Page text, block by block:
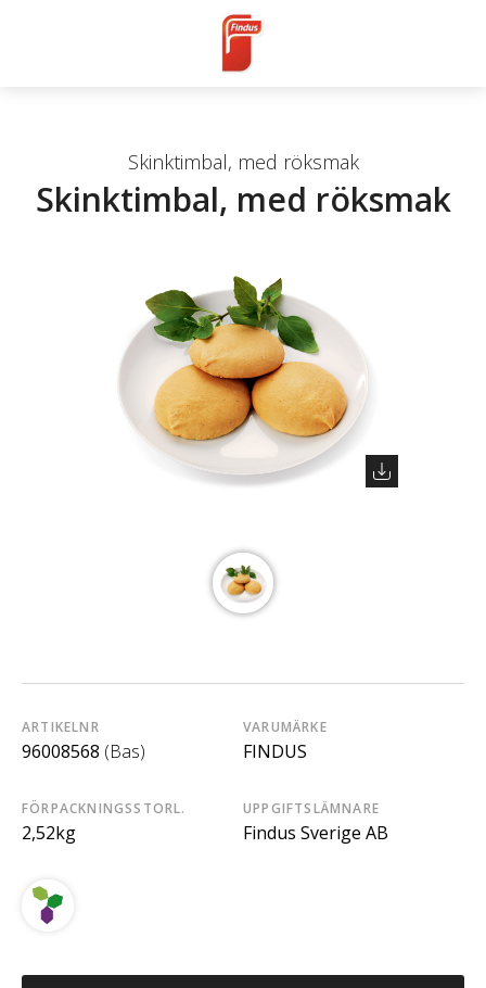
Skinktimbal, med röksmak
Skinktimbal, med röksmak
ARTIKELNR
96008568 (Bas)
VARUMÄRKE
FINDUS
FÖRPACKNINGSSTORL.
2,52kg
UPPGIFTSLÄMNARE
Findus Sverige AB